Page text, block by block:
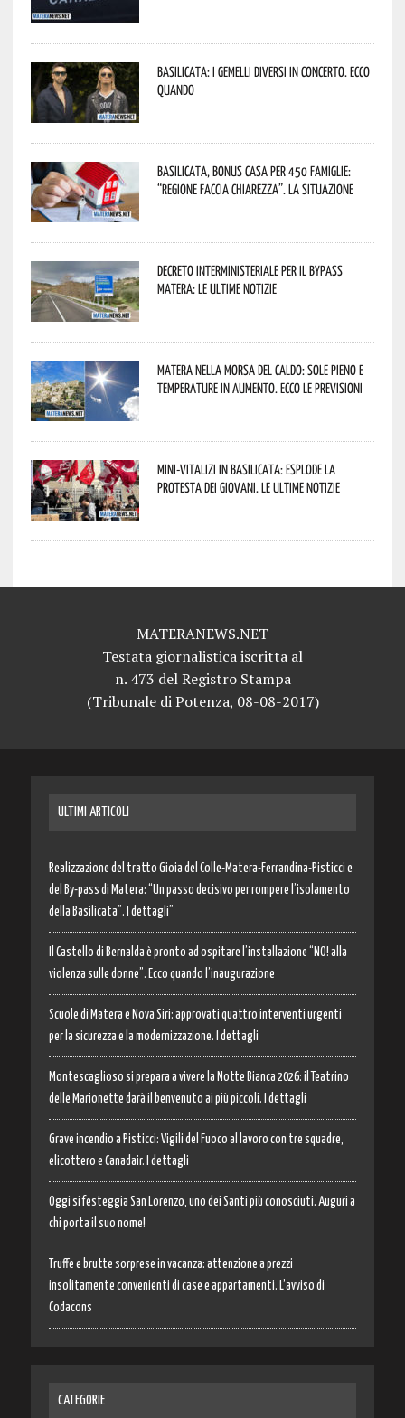
Basilicata: i Gemelli DiVersi in concerto. Ecco
quando
Basilicata, Bonus casa per 450 famiglie:
“Regione faccia chiarezza”. La situazione
Decreto interministeriale per il Bypass
Matera: le ultime notizie
Matera nella morsa del caldo: sole pieno e
temperature in aumento. Ecco le previsioni
Mini-vitalizi in Basilicata: esplode la
protesta dei giovani. Le ultime notizie
MATERANEWS.NET
Testata giornalistica iscritta al
n. 473 del Registro Stampa
(Tribunale di Potenza, 08-08-2017)
ULTIMI ARTICOLI
Realizzazione del tratto Gioia del Colle-Matera-Ferrandina-Pisticci e
del By-pass di Matera: “Un passo decisivo per rompere l’isolamento
della Basilicata”. I dettagli”
Il Castello di Bernalda è pronto ad ospitare l’installazione “NO! alla
violenza sulle donne”. Ecco quando l’inaugurazione
Scuole di Matera e Nova Siri: approvati quattro interventi urgenti
per la sicurezza e la modernizzazione. I dettagli
Montescaglioso si prepara a vivere la Notte Bianca 2026: il Teatrino
delle Marionette darà il benvenuto ai più piccoli. I dettagli
Grave incendio a Pisticci: Vigili del Fuoco al lavoro con tre squadre,
elicottero e Canadair. I dettagli
Oggi si festeggia San Lorenzo, uno dei Santi più conosciuti. Auguri a
chi porta il suo nome!
Truffe e brutte sorprese in vacanza: attenzione a prezzi
insolitamente convenienti di case e appartamenti. L’avviso di
Codacons
CATEGORIE